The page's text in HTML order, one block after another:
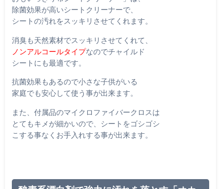
除菌効果が高いシートクリーナーで、
シートの汚れをスッキリさせてくれます。
消臭も天然素材でスッキリさせてくれて、
ノンアルコールタイプなのでチャイルド
シートにも最適です。
抗菌効果もあるので小さな子供がいる
家庭でも安心して使う事が出来ます。
また、付属品のマイクロファイバークロスは
とてもキメが細かいので、シートをゴシゴシ
こする事なくお手入れする事が出来ます。